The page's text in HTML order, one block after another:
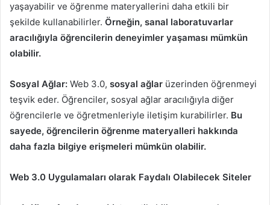
yaşayabilir ve öğrenme materyallerini daha etkili bir
şekilde kullanabilirler. Örneğin, sanal laboratuvarlar
aracılığıyla öğrencilerin deneyimler yaşaması mümkün
olabilir.
Sosyal Ağlar: Web 3.0, sosyal ağlar üzerinden öğrenmeyi
teşvik eder. Öğrenciler, sosyal ağlar aracılığıyla diğer
öğrencilerle ve öğretmenleriyle iletişim kurabilirler. Bu
sayede, öğrencilerin öğrenme materyalleri hakkında
daha fazla bilgiye erişmeleri mümkün olabilir.
Web 3.0 Uygulamaları olarak Faydalı Olabilecek Siteler